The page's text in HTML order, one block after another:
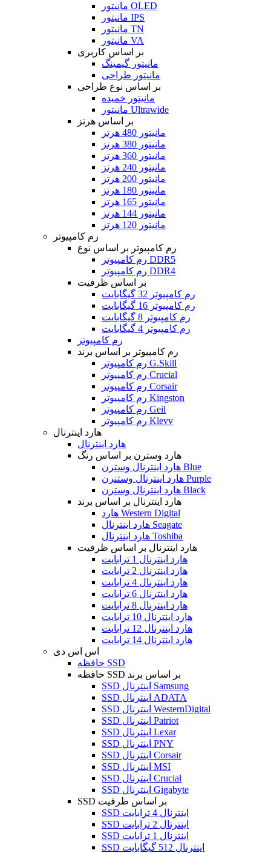
مانیتور OLED
مانیتور IPS
مانیتور TN
مانیتور VA
بر اساس کاربری
مانیتور گیمینگ
مانیتور طراحی
بر اساس نوع طراحی
مانیتور خمیده
مانیتور Ultrawide
بر اساس هرتز
مانیتور 480 هرتز
مانیتور 380 هرتز
مانیتور 360 هرتز
مانیتور 240 هرتز
مانیتور 200 هرتز
مانیتور 180 هرتز
مانیتور 165 هرتز
مانیتور 144 هرتز
مانیتور 120 هرتز
رم کامپیوتر
رم کامپیوتر بر اساس نوع
رم کامپیوتر DDR5
رم کامپیوتر DDR4
بر اساس ظرفیت
رم کامپیوتر 32 گیگابایت
رم کامپیوتر 16 گیگابایت
رم کامپیوتر 8 گیگابایت
رم کامپیوتر 4 گیگابایت
رم کامپیوتر
رم کامپیوتر بر اساس برند
رم کامپیوتر G.Skill
رم کامپیوتر Crucial
رم کامپیوتر Corsair
رم کامپیوتر Kingston
رم کامپیوتر Geil
رم کامپیوتر Klevv
هارد اینترنال
هارد اینترنال
هارد وسترن بر اساس رنگ
هارد اینترنال وسترن Blue
هارد اینترنال وستنرن Purple
هارد اینترنال وسترن Black
هارد اینترنال بر اساس برند
هارد Western Digital
هارد اینترنال Seagate
هارد اینترنال Toshiba
هارد اینترنال بر اساس ظرفیت
هارد اینترنال 1 ترابایت
هارد اینترنال 2 ترابایت
هارد اینترنال 4 ترابایت
هارد اینترنال 6 ترابایت
هارد اینترنال 8 ترابایت
هارد اینترنال 10 ترابایت
هارد اینترنال 12 ترابایت
هارد اینترنال 14 ترابایت
اس اس دی
حافظه SSD
حافظه SSD بر اساس برند
SSD اینترنال Samsung
SSD اینترنال ADATA
SSD اینترنال WesternDigital
SSD اینترنال Patriot
SSD اینترنال Lexar
SSD اینترنال PNY
SSD اینترنال Corsair
SSD اینترنال MSI
SSD اینترنال Crucial
SSD اینترنال Gigabyte
SSD بر اساس ظرفیت
SSD اینترنال 4 ترابایت
SSD اینترنال 2 ترابایت
SSD اینترنال 1 ترابایت
SSD اینترنال 512 گیگابایت